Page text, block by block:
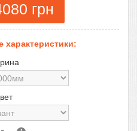
грн